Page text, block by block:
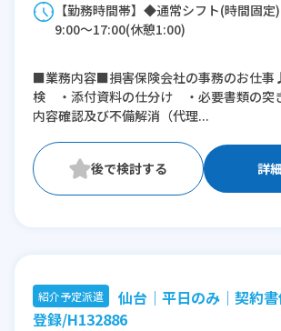
【勤務時間帯】◆通常シフト(時間固定)
9:00〜17:00(休憩1:00)
※残業：0〜5時間程度/月
■業務内容■損害保険会社の事務のお仕事
検 ・添付資料の仕分け ・必要書類の突
内容確認及び不備解消（代理...
詳
紹介予定派遣
仙台｜平日のみ｜契約
登録/H132886